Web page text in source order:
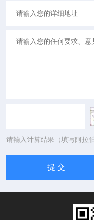
请输入计算结果（填写阿拉